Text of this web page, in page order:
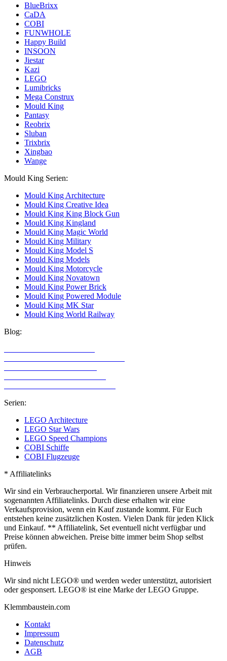
BlueBrixx
CaDA
COBI
FUNWHOLE
Happy Build
INSOON
Jiestar
Kazi
LEGO
Lumibricks
Mega Construx
Mould King
Pantasy
Reobrix
Sluban
Trixbrix
Xingbao
Wange
Mould King Serien:
Mould King Architecture
Mould King Creative Idea
Mould King King Block Gun
Mould King Kingland
Mould King Magic World
Mould King Military
Mould King Model S
Mould King Models
Mould King Motorcycle
Mould King Novatown
Mould King Power Brick
Mould King Powered Module
Mould King MK Star
Mould King World Railway
Blog:
Serien:
LEGO Architecture
LEGO Star Wars
LEGO Speed Champions
COBI Schiffe
COBI Flugzeuge
* Affiliatelinks
Wir sind ein Verbraucherportal. Wir finanzieren unsere Arbeit mit
sogenannten Affiliatelinks. Durch diese erhalten wir eine
Verkaufsprovision, wenn ein Kauf zustande kommt. Für Euch
entstehen keine zusätzlichen Kosten. Vielen Dank für jeden Klick
und Einkauf. ** Affiliatelink, Set eventuell nicht verfügbar und
Preise können abweichen. Preise bitte immer beim Shop selbst
prüfen.
Hinweis
Wir sind nicht LEGO® und werden weder unterstützt, autorisiert
oder gesponsert. LEGO® ist eine Marke der LEGO Gruppe.
Klemmbaustein.com
Kontakt
Impressum
Datenschutz
AGB